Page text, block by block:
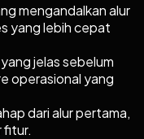
mengandalkan alur
yang lebih cepat
jelas sebelum
operasional yang
dari alur pertama,
fitur.